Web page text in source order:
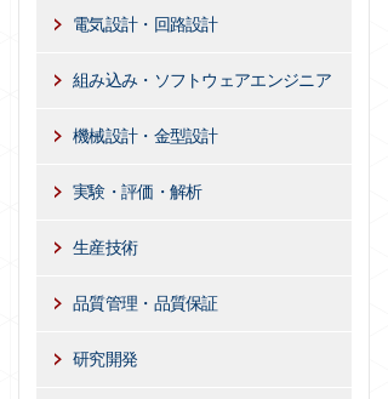
電気設計・回路設計
組み込み・ソフトウェアエンジニア
機械設計・金型設計
実験・評価・解析
生産技術
品質管理・品質保証
研究開発